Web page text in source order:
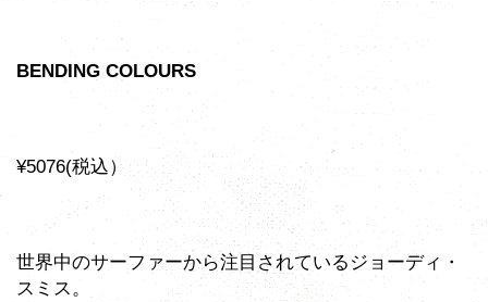
BENDING COLOURS
¥5076(税込）
世界中のサーファーから注目されているジョーディ・
スミス。